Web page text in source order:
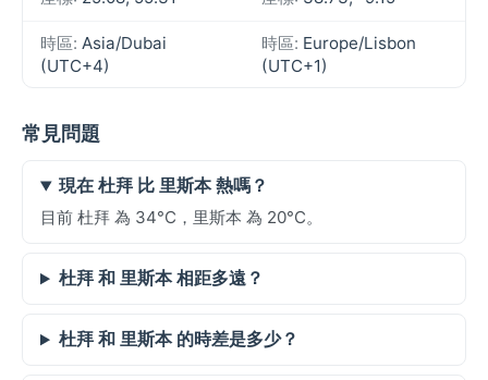
時區: Asia/Dubai
(UTC+4)
時區: Europe/Lisbon
(UTC+1)
常見問題
現在 杜拜 比 里斯本 熱嗎？
目前 杜拜 為 34°C，里斯本 為 20°C。
杜拜 和 里斯本 相距多遠？
杜拜 和 里斯本 的時差是多少？